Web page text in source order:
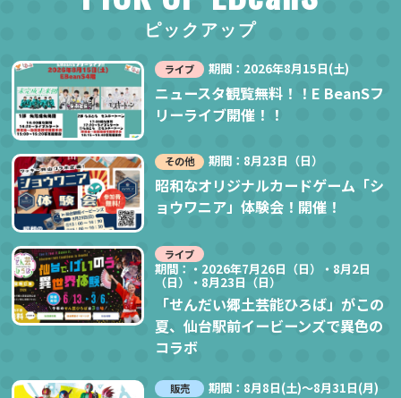
ピックアップ
ライブ 期間：2026年8月15日(土)
ニュースタ観覧無料！！E BeanSフ
リーライブ開催！！
その他 期間：8月23日（日）
昭和なオリジナルカードゲーム「シ
ョウワニア」体験会！開催！
ライブ
期間：・2026年7月26日（日）・8月2日
（日）・8月23日（日）
「せんだい郷土芸能ひろば」がこの
夏、仙台駅前イービーンズで異色の
コラボ
販売 期間：8月8日(土)～8月31日(月)